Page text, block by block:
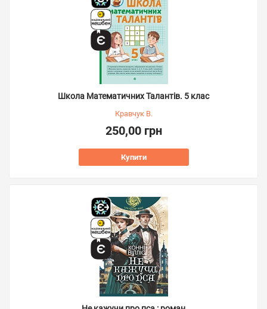
Школа Математичних Талантів. 5 клас
Кравчук В.
250,00 грн
Купити